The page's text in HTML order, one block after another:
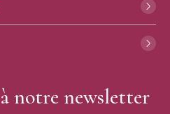
notre newsletter